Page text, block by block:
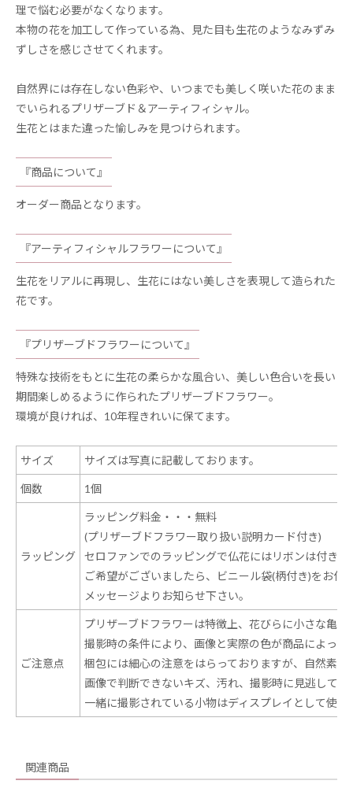
理で悩む必要がなくなります。
本物の花を加工して作っている為、見た目も生花のようなみずみ
ずしさを感じさせてくれます。
自然界には存在しない色彩や、いつまでも美しく咲いた花のまま
でいられるプリザーブド＆アーティフィシャル。
生花とはまた違った愉しみを見つけられます。
『商品について』
オーダー商品となります。
『アーティフィシャルフラワーについて』
生花をリアルに再現し、生花にはない美しさを表現して造られた
花です。
『プリザーブドフラワーについて』
特殊な技術をもとに生花の柔らかな風合い、美しい色合いを長い
期間楽しめるように作られたプリザーブドフラワー。
環境が良ければ、10年程きれいに保てます。
サイズ サイズは写真に記載しております。
個数 1個
ラッピング
ラッピング料金・・・無料
(プリザーブドフラワー取り扱い説明カード付き)
セロファンでのラッピングで仏花にはリボンは付きま
ご希望がございましたら、ビニール袋(柄付き)をお付
メッセージよりお知らせ下さい。
ご注意点
プリザーブドフラワーは特徴上、花びらに小さな亀
撮影時の条件により、画像と実際の色が商品によって
梱包には細心の注意をはらっておりますが、自然素
画像で判断できないキズ、汚れ、撮影時に見逃して
一緒に撮影されている小物はディスプレイとして使用
関連商品